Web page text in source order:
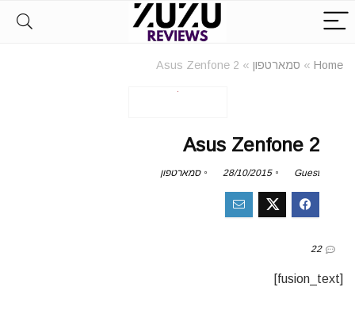
Home
» סמארטפון »
Asus Zenfone 2
Asus Zenfone 2
Guest
28/10/2015 סמארטפון
22
[fusion_text]